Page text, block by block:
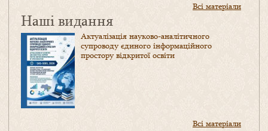
Всі матеріали
Наші видання
Актуалізація науково-аналітичного
супроводу єдиного інформаційного
простору відкритої освіти
Всі матеріали